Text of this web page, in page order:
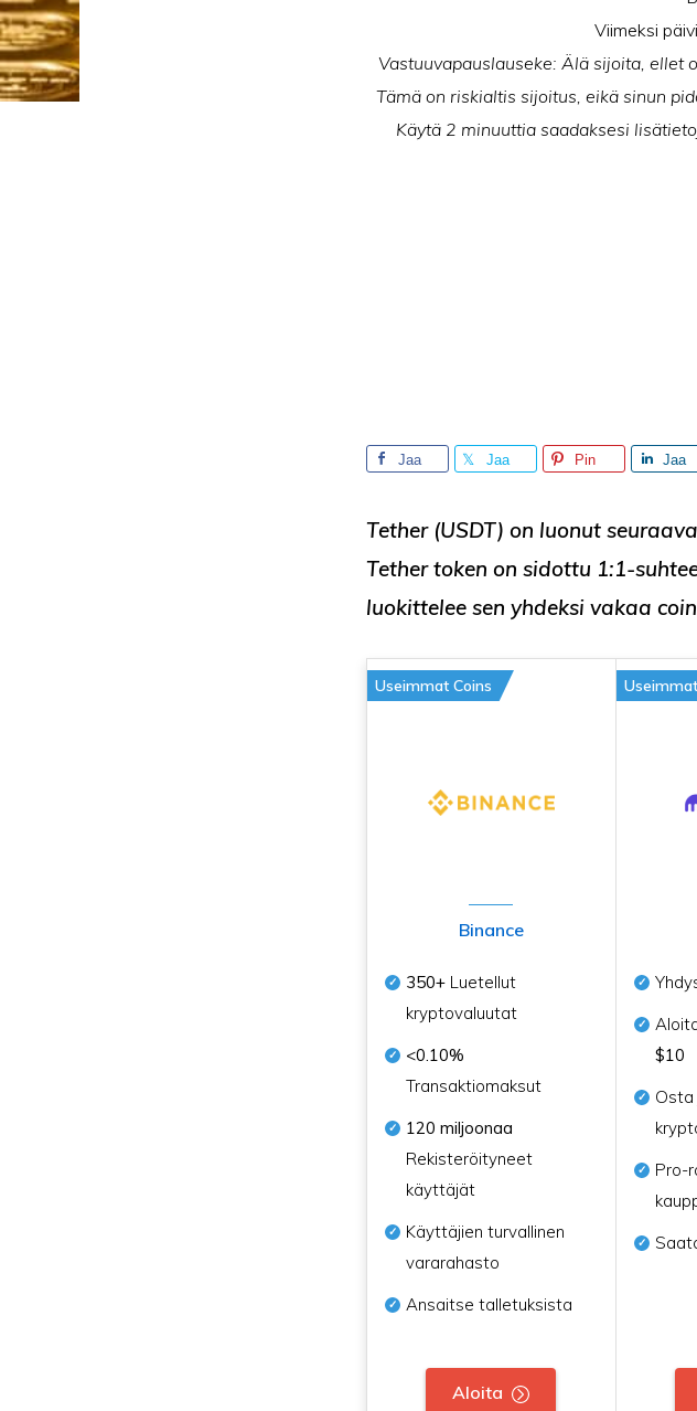
Viimeksi
Vastuuvapauslauseke: Älä sijoita, ellet
Tämä on riskialtis sijoitus, eikä sinun
Käytä 2 minuuttia saadaksesi
Jaa Jaa Pin Jaa
Tether (USDT) on luonut
Tether token on sidottu 1:1-
luokittelee sen yhdeksi vakaa coin
Useimmat Coins
Binance
350+ Luetellut
kryptovaluutat
<0.10%
Transaktiomaksut
120 miljoonaa
Rekisteröityneet
käyttäjät
Käyttäjien turvallinen
vararahasto
Ansaitse talletuksista
Aloita
$10
Osta
Pro-